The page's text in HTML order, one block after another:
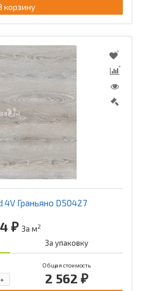
корзину
Граньяно D50427
₽ За м2
За упаковку
Общая стоимость
2 562 ₽
+